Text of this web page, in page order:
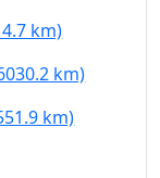
km)
km)
km)